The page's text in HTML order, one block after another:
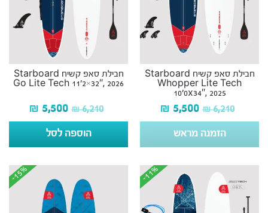
חבילת סאפ קשיח Starboard
Whopper Lite Tech
10’0x34″, 2025
₪6,210
₪ 5,500
הזמנה מראש
חבילת סאפ קשיח Starboard
Go Lite Tech 11’2×32″, 2026
₪6,210
₪ 5,500
הוספה לסל
-11%
-11%
-15%
-15%